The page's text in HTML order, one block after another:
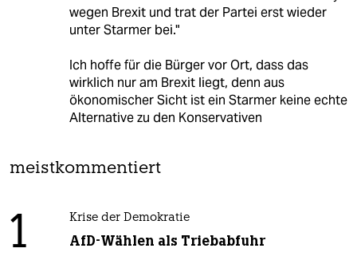
wegen Brexit und trat der Partei erst wieder
unter Starmer bei."
Ich hoffe für die Bürger vor Ort, dass das
wirklich nur am Brexit liegt, denn aus
ökonomischer Sicht ist ein Starmer keine echte
Alternative zu den Konservativen
meistkommentiert
1 Krise der Demokratie
AfD-Wählen als Triebabfuhr